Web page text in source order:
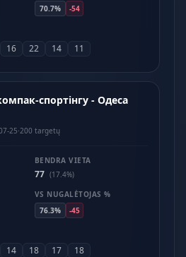
70.7%
-54
16 22 14 11
спортінгу - Одеса
25·200 targetų
BENDRA VIETA
77 (17.4%)
VS NUGALĖTOJAS %
76.3%
-45
14 18 17 18